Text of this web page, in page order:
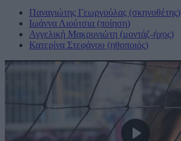
Παναγιώτης Γεωργούλας (σκηνοθέτης)
Ιωάννα Λιούτσια (ποίηση)
Αγγελική Μακρυνιώτη (μοντάζ-ήχος)
Κατερίνα Στεφάνου (ηθοποιός)